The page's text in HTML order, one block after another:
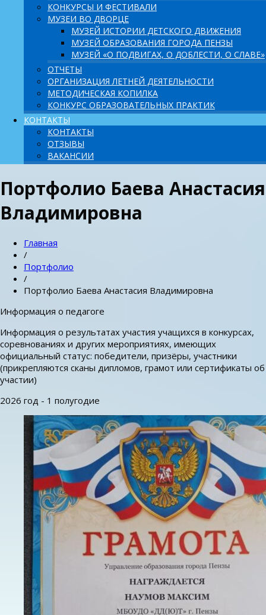
КОНКУРСЫ И ФЕСТИВАЛИ
МУЗЕИ ВО ДВОРЦЕ
МУЗЕЙ ИСТОРИИ ДЕТСКОГО ДВИЖЕНИЯ
МУЗЕЙ ОБРАЗОВАНИЯ ГОРОДА ПЕНЗЫ
МУЗЕЙ «О ПОДВИГАХ, О ДОБЛЕСТИ, О СЛАВЕ»
ОТЧЕТЫ
ОРГАНИЗАЦИЯ ЛЕТНЕЙ ДЕЯТЕЛЬНОСТИ
МЕТОДИЧЕСКАЯ КОПИЛКА
КОНКУРС ОБРАЗОВАТЕЛЬНЫХ ПРАКТИК
КОНТАКТЫ
КОНТАКТЫ
ОТЗЫВЫ
ВАКАНСИИ
Портфолио Баева Анастасия
Владимировна
Главная
/
Портфолио
/
Портфолио Баева Анастасия Владимировна
Информация о педагоге
Информация о результатах участия учащихся в конкурсах,
соревнованиях и других мероприятиях, имеющих
официальный статус: победители, призёры, участники
(прикрепляются сканы дипломов, грамот или сертификаты об
участии)
2026 год - 1 полугодие